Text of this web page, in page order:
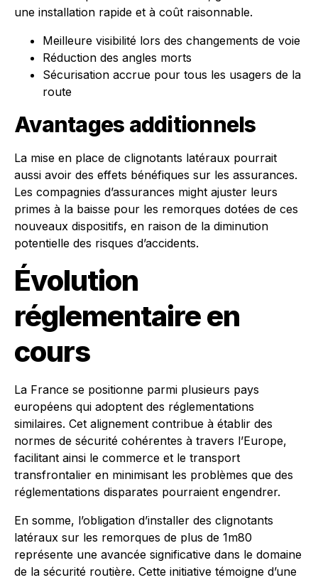
une installation rapide et à coût raisonnable.
Meilleure visibilité lors des changements de voie
Réduction des angles morts
Sécurisation accrue pour tous les usagers de la
route
Avantages additionnels
La mise en place de clignotants latéraux pourrait
aussi avoir des effets bénéfiques sur les assurances.
Les compagnies d’assurances might ajuster leurs
primes à la baisse pour les remorques dotées de ces
nouveaux dispositifs, en raison de la diminution
potentielle des risques d’accidents.
Évolution
réglementaire en
cours
La France se positionne parmi plusieurs pays
européens qui adoptent des réglementations
similaires. Cet alignement contribue à établir des
normes de sécurité cohérentes à travers l’Europe,
facilitant ainsi le commerce et le transport
transfrontalier en minimisant les problèmes que des
réglementations disparates pourraient engendrer.
En somme, l’obligation d’installer des clignotants
latéraux sur les remorques de plus de 1m80
représente une avancée significative dans le domaine
de la sécurité routière. Cette initiative témoigne d’une